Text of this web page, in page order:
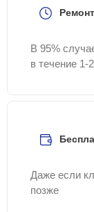
В 95%
в течение 1-
Даже если
позже